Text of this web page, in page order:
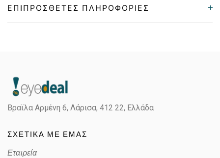
ΕΠΙΠΡΌΣΘΕΤΕΣ ΠΛΗΡΟΦΟΡΊΕΣ
Color
Lens Color GRADIENT BLUE
Color code
Βραϊλα Αρμένη 6, Λάρισα, 412 22, Ελλάδα
ΣΧΕΤΙΚΑ ΜΕ ΕΜΑΣ
Εταιρεία